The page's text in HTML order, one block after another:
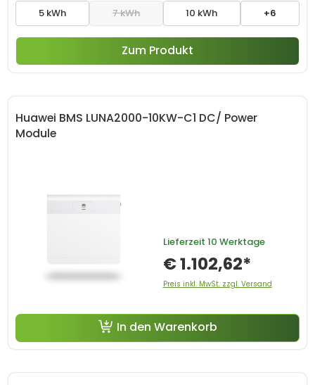
5 kWh 7 kWh 10 kWh +6
Zum Produkt
Huawei BMS LUNA2000-10KW-C1 DC/ Power
Module
Lieferzeit 10 Werktage
€ 1.102,62*
Preis inkl. MwSt. zzgl. Versand
In den Warenkorb